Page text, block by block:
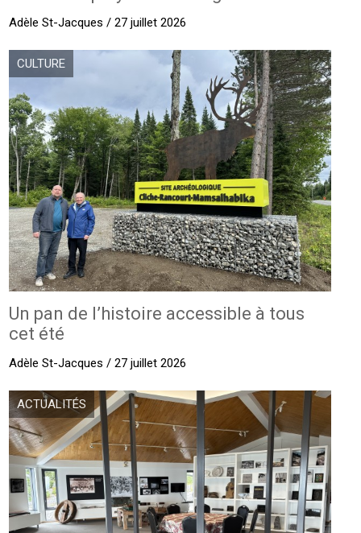
Adèle St-Jacques / 27 juillet 2026
CULTURE
Un pan de l’histoire accessible à tous
cet été
Adèle St-Jacques / 27 juillet 2026
ACTUALITÉS